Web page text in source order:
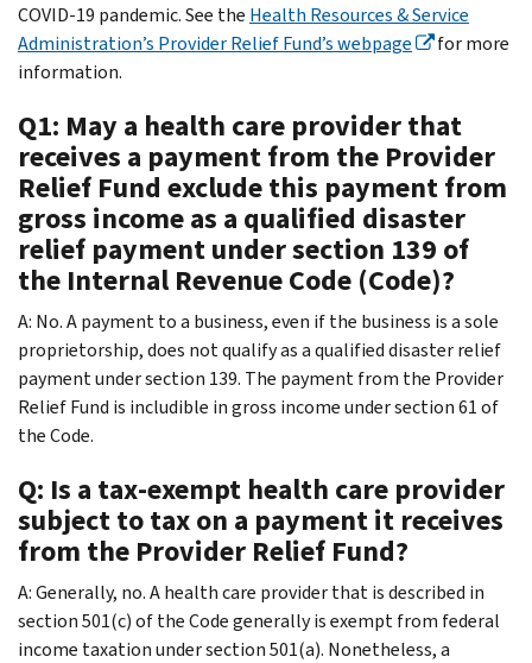
COVID-19 pandemic. See the Health Resources & Service
Administration’s Provider Relief Fund’s webpage
for more
information.
Q1: May a health care provider that
receives a payment from the Provider
Relief Fund exclude this payment from
gross income as a qualified disaster
relief payment under section 139 of
the Internal Revenue Code (Code)?
A: No. A payment to a business, even if the business is a sole
proprietorship, does not qualify as a qualified disaster relief
payment under section 139. The payment from the Provider
Relief Fund is includible in gross income under section 61 of
the Code.
Q: Is a tax-exempt health care provider
subject to tax on a payment it receives
from the Provider Relief Fund?
A: Generally, no. A health care provider that is described in
section 501(c) of the Code generally is exempt from federal
income taxation under section 501(a). Nonetheless, a